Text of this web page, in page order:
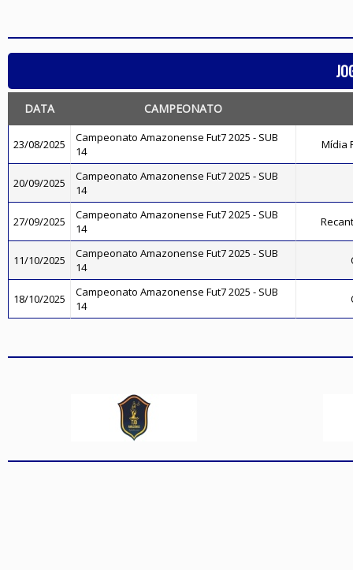
DATA CAMPEONATO
23/08/2025
Campeonato Amazonense Fut7 2025 - SUB
14
Mídia
20/09/2025
Campeonato Amazonense Fut7 2025 - SUB
14
27/09/2025
Campeonato Amazonense Fut7 2025 - SUB
14
11/10/2025
Campeonato Amazonense Fut7 2025 - SUB
14
18/10/2025
Campeonato Amazonense Fut7 2025 - SUB
14